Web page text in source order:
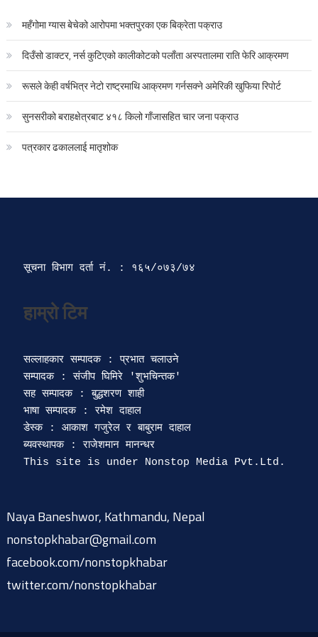
महँगोमा ग्यास बेचेको आरोपमा भक्तपुरका एक बिक्रेता पक्राउ
दिउँसो डाक्टर, नर्स कुटिएको कालीकोटको पलाँता अस्पतालमा राति फेरि आक्रमण
रूसले केही वर्षभित्र नेटो राष्ट्रमाथि आक्रमण गर्नसक्ने अमेरिकी खुफिया रिपोर्ट
सुनसरीको बराहक्षेत्रबाट ४१८ किलो गाँजासहित चार जना पक्राउ
पत्रकार ढकाललाई मातृशोक
सूचना विभाग दर्ता‍ नं. : १६५/०७३/७४
हाम्रो टिम
सल्लाहकार सम्पादक : प्रभात चलाउने
सम्पादक : संजीप घिमिरे 'शुभचिन्तक'
सह सम्पादक : बुद्धशरण शाही
भाषा सम्पादक : रमेश दाहाल
डेस्क : आकाश गजुरेल र बाबुराम दाहाल
ब्यवस्थापक : राजेशमान मानन्धर
Naya Baneshwor, Kathmandu, Nepal
nonstopkhabar@gmail.com
facebook.com/nonstopkhabar
twitter.com/nonstopkhabar